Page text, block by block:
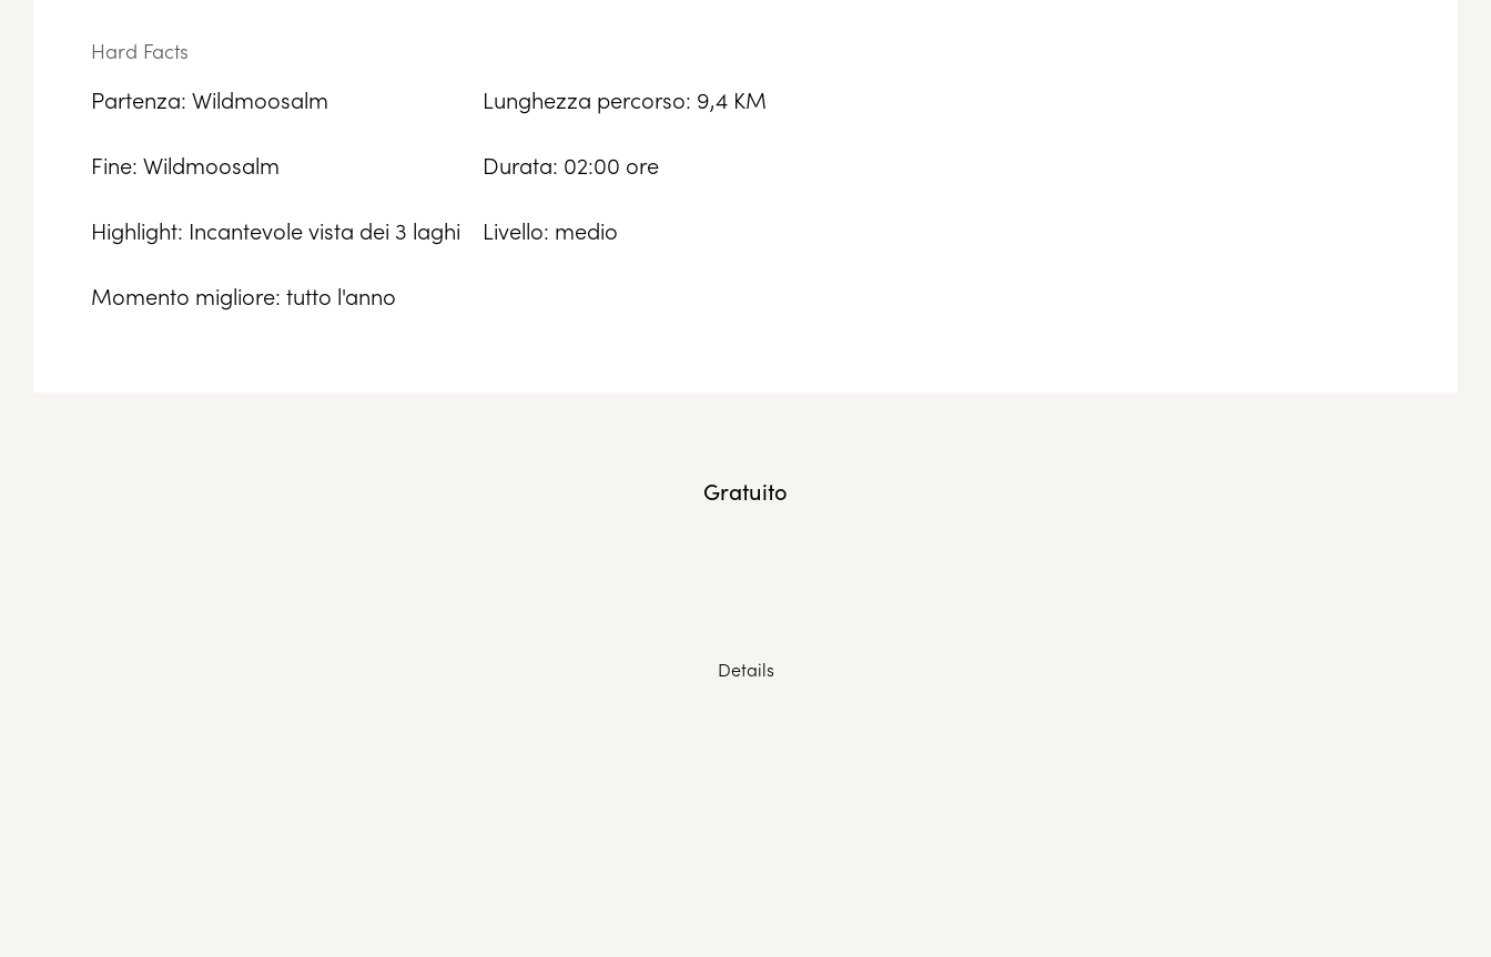
Hard Facts
Partenza: Wildmoosalm
Fine: Wildmoosalm
Highlight: Incantevole vista dei 3 laghi
Momento migliore: tutto l'anno
Lunghezza percorso: 9,4 KM
Durata: 02:00 ore
Livello: medio
Gratuito
Details